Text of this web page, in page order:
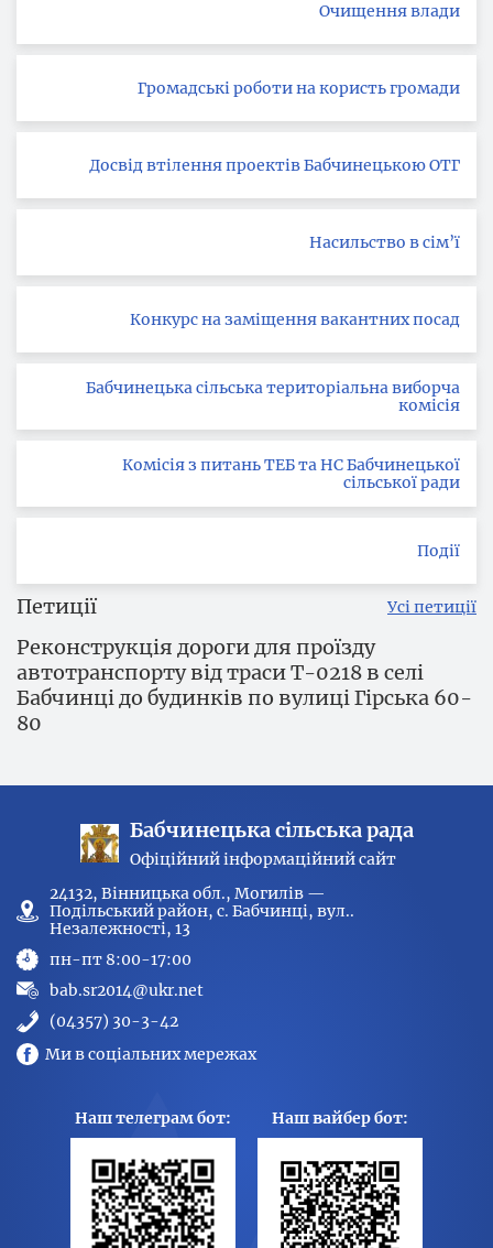
Очищення влади
Громадські роботи на користь громади
Досвід втілення проектів Бабчинецькою ОТГ
Насильство в сім’ї
Конкурс на заміщення вакантних посад
Бабчинецька сільська територіальна виборча
комісія
Комісія з питань ТЕБ та НС Бабчинецької
сільської ради
Події
Петиції Усі петиції
Реконструкція дороги для проїзду
автотранспорту від траси Т-0218 в селі
Бабчинці до будинків по вулиці Гірська 60-
80
Бабчинецька сільська рада
Офіційний інформаційний сайт
24132, Вінницька обл., Могилів —
Подільський район, с. Бабчинці, вул..
Незалежності, 13
пн-пт 8:00-17:00
bab.sr2014@ukr.net
(04357) 30-3-42
Ми в соціальних мережах
Наш телеграм бот: Наш вайбер бот: